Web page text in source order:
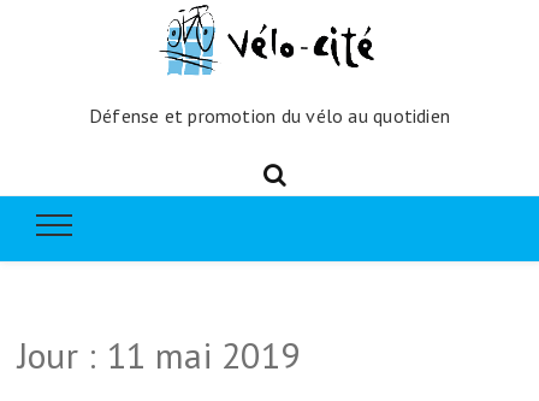
Défense et promotion du vélo au quotidien
Jour : 11 mai 2019